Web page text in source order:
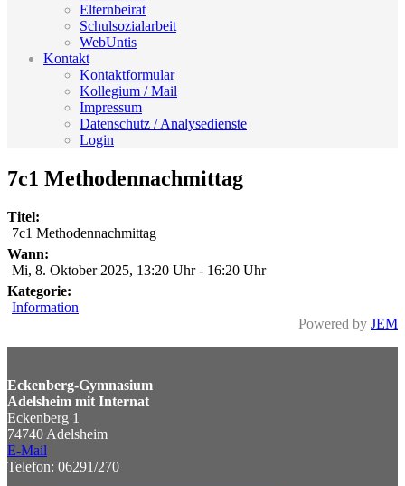
Elternbeirat
Schulsozialarbeit
WebUntis
Kontakt
Kontaktformular
Kollegium / Mail
Impressum
Datenschutz / Analysedienste
Login
7c1 Methodennachmittag
Titel:
7c1 Methodennachmittag
Wann:
Mi, 8. Oktober 2025, 13:20 Uhr- 16:20 Uhr
Kategorie:
Information
Powered by JEM
Eckenberg-Gymnasium
Adelsheim mit Internat
Eckenberg 1
74740 Adelsheim
E-Mail
Telefon: 06291/270